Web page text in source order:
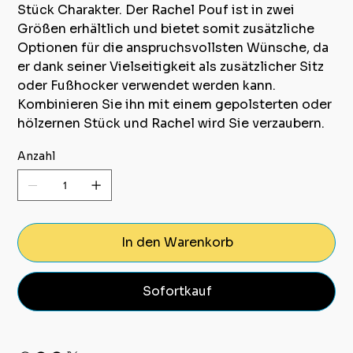
Stück Charakter. Der Rachel Pouf ist in zwei
Größen erhältlich und bietet somit zusätzliche
Optionen für die anspruchsvollsten Wünsche, da
er dank seiner Vielseitigkeit als zusätzlicher Sitz
oder Fußhocker verwendet werden kann.
Kombinieren Sie ihn mit einem gepolsterten oder
hölzernen Stück und Rachel wird Sie verzaubern.
Anzahl
In den Warenkorb
Sofortkauf